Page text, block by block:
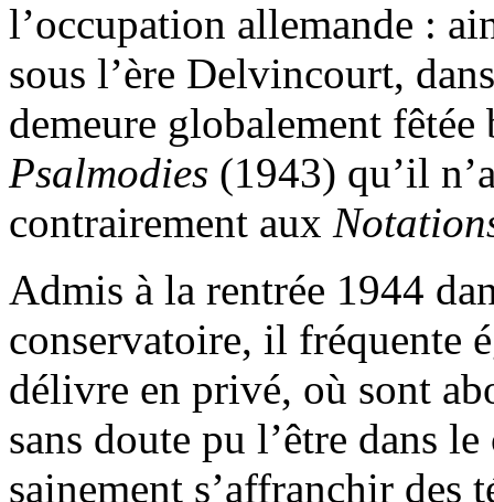
l’occupation allemande :
sous l’ère Delvincourt,
demeure globalement
Psalmodies (1943) qu’il
contrairement aux
Admis à la rentrée 1944
conservatoire, il fréquente
délivre en privé, où sont
sans doute pu l’être dans
sainement s’affranchir des